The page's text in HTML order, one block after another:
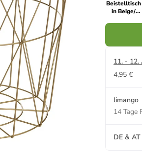
Beistelltisch
in Beige/
11. - 12.
4,95 €
limango
14 Tage
DE & AT